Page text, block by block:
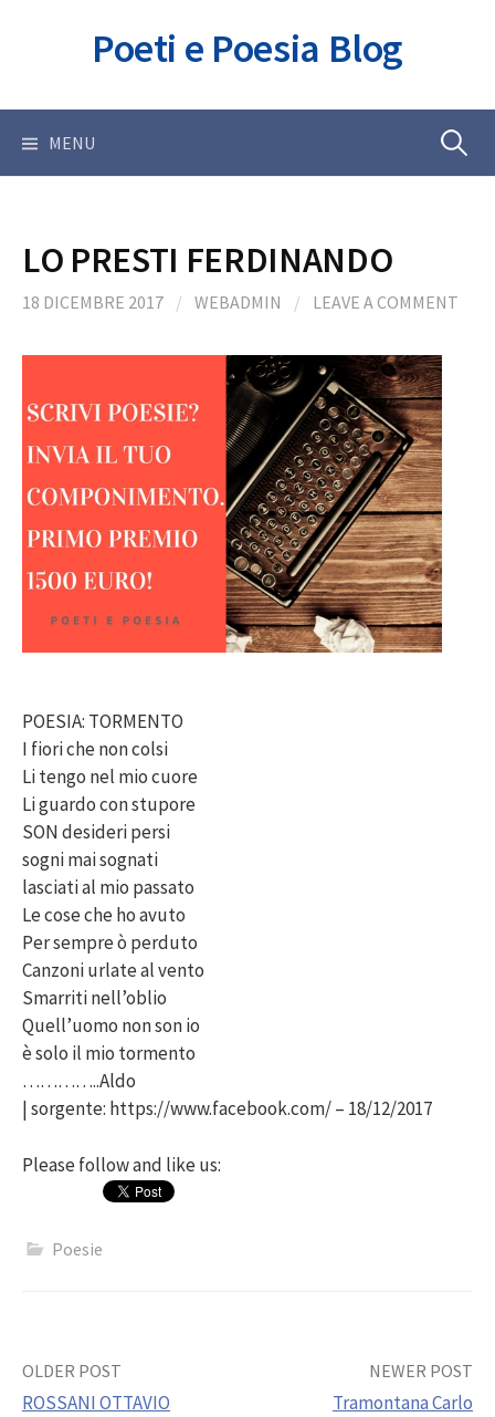
Poeti e Poesia Blog
MENU Ricerca
LO PRESTI FERDINANDO
18 DICEMBRE 2017 / WEBADMIN / LEAVE A COMMENT
POESIA: TORMENTO
I fiori che non colsi
Li tengo nel mio cuore
Li guardo con stupore
SON desideri persi
sogni mai sognati
lasciati al mio passato
Le cose che ho avuto
Per sempre ò perduto
Canzoni urlate al vento
Smarriti nell’oblio
Quell’uomo non son io
è solo il mio tormento
…………..Aldo
| sorgente: https://www.facebook.com/ – 18/12/2017
Please follow and like us:
Poesie
Post
OLDER POST
ROSSANI OTTAVIO
NEWER POST
Tramontana Carlo